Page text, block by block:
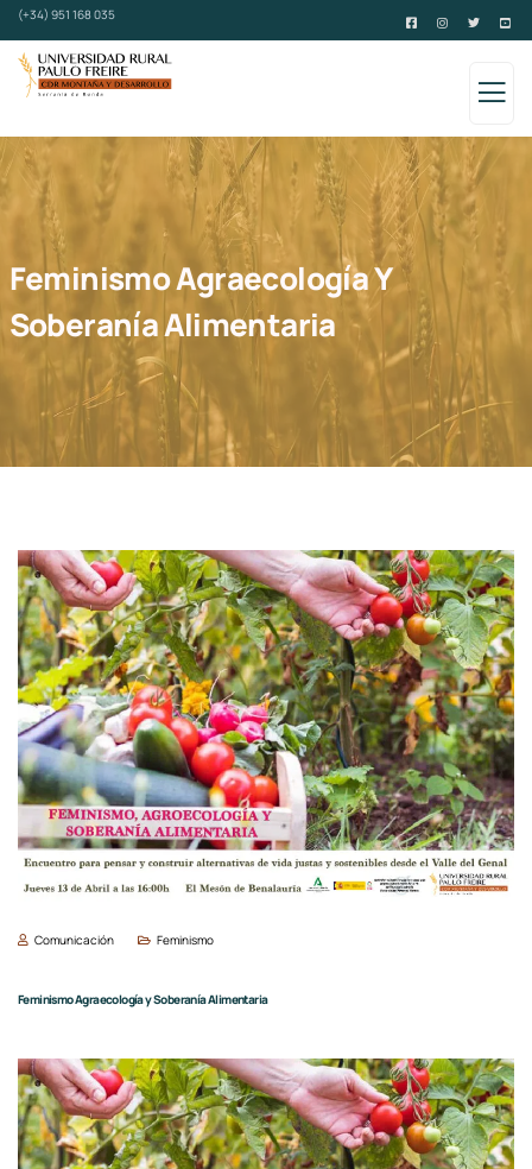
(+34) 951 168 035
Feminismo Agraecología Y
Soberanía Alimentaria
Comunicación Feminismo
Feminismo Agraecología y Soberanía Alimentaria